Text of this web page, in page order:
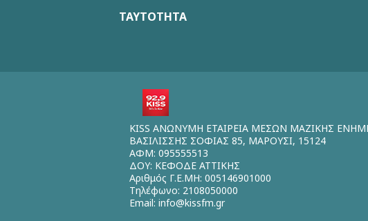
ΤΑΥΤΟΤΗΤΑ
KISS ΑΝΩΝΥΜΗ ΕΤΑΙΡΕΙΑ ΜΕΣΩΝ ΜΑΖΙΚΗΣ
ΒΑΣΙΛΙΣΣΗΣ ΣΟΦΙΑΣ 85, ΜΑΡΟΥΣΙ, 15124
ΑΦΜ: 095555513
ΔΟΥ: ΚΕΦΟΔΕ ΑΤΤΙΚΗΣ
Αριθμός Γ.Ε.ΜΗ: 005146901000
Τηλέφωνο: 2108050000
Email: info@kissfm.gr